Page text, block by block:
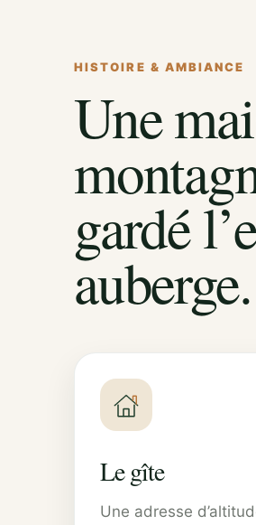
HISTOIRE & AMBIANCE
Une
gardé
auberge.
Le gîte
Une adresse